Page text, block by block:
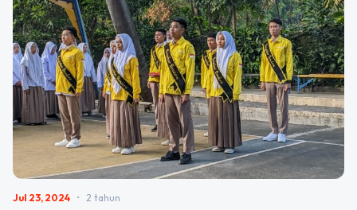
Jul 23, 2024 • 2 tahun